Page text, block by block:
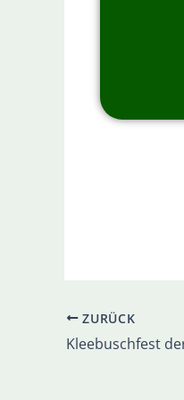
ZURÜCK
Kleebuschfest